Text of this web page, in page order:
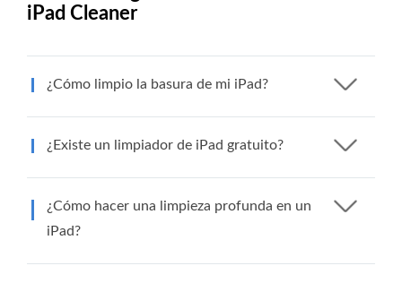
iPad Cleaner
¿Cómo limpio la basura de mi iPad?
¿Existe un limpiador de iPad gratuito?
¿Cómo hacer una limpieza profunda en un
iPad?